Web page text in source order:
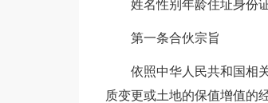
姓名性别年龄住址身份
第一条合伙宗旨
依照中华人民共和国相
质变更或土地的保值增值的